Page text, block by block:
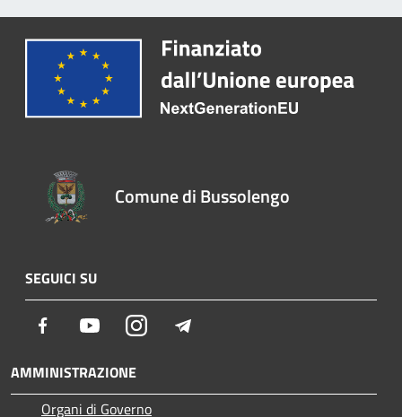
Comune di Bussolengo
SEGUICI SU
Facebook YoutubeInstagram
AMMINISTRAZIONE
Organi di Governo